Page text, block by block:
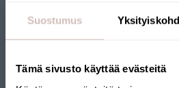
Suostumus
Tämä sivusto käyttää evästeitä